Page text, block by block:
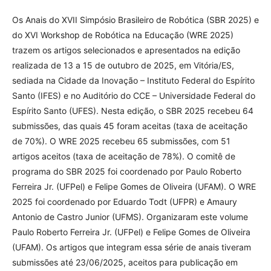
Os Anais do XVII Simpósio Brasileiro de Robótica (SBR 2025) e
do XVI Workshop de Robótica na Educação (WRE 2025)
trazem os artigos selecionados e apresentados na edição
realizada de 13 a 15 de outubro de 2025, em Vitória/ES,
sediada na Cidade da Inovação – Instituto Federal do Espírito
Santo (IFES) e no Auditório do CCE – Universidade Federal do
Espírito Santo (UFES). Nesta edição, o SBR 2025 recebeu 64
submissões, das quais 45 foram aceitas (taxa de aceitação
de 70%). O WRE 2025 recebeu 65 submissões, com 51
artigos aceitos (taxa de aceitação de 78%). O comitê de
programa do SBR 2025 foi coordenado por Paulo Roberto
Ferreira Jr. (UFPel) e Felipe Gomes de Oliveira (UFAM). O WRE
2025 foi coordenado por Eduardo Todt (UFPR) e Amaury
Antonio de Castro Junior (UFMS). Organizaram este volume
Paulo Roberto Ferreira Jr. (UFPel) e Felipe Gomes de Oliveira
(UFAM). Os artigos que integram essa série de anais tiveram
submissões até 23/06/2025, aceitos para publicação em